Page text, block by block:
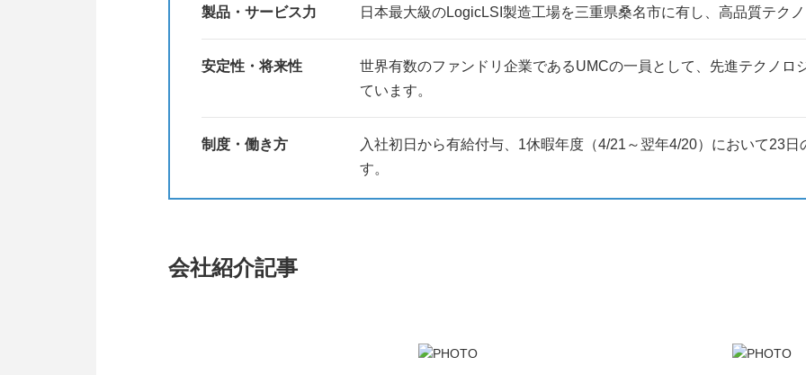
製品・サービス力 日本最大級のLogicLSI製造工場を三重県桑名市に有し、高品質テク
安定性・将来性
世界有数のファンドリ企業であるUMCの一員として、先進テクノロ
ています。
制度・働き方
入社初日から有給付与、1休暇年度（4/21～翌年4/20）において23
す。
会社紹介記事